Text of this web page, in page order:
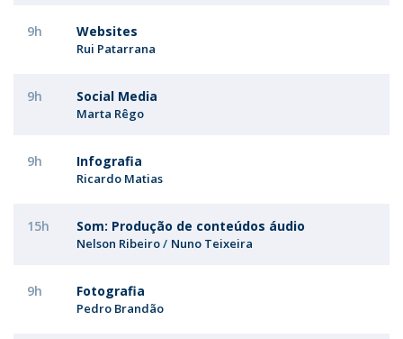
9h Websites
Rui Patarrana
9h Social Media
Marta Rêgo
9h Infografia
Ricardo Matias
15h Som: Produção de conteúdos áudio
Nelson Ribeiro Nuno Teixeira
9h Fotografia
Pedro Brandão